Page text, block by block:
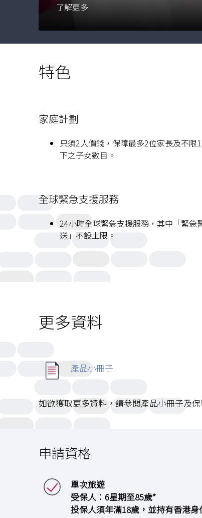
了解更多
特色
家庭計劃
只須2人價錢，保障最多2位家長及不限
下之子女數目。
全球緊急支援服務
24小時全球緊急支援服務，其中「緊急
送」不設上限。
更多資料
產品小冊子
如欲獲取更多資料，請參閲產品小冊子及
申請資格
單次旅遊
受保人：6星期至85歲*
投保人須年滿18歲，並持有香港